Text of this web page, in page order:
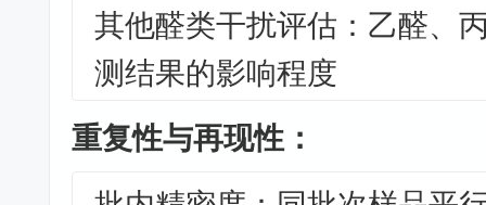
其他醛类干扰评估：乙醛、
测结果的影响程度
重复性与再现性：